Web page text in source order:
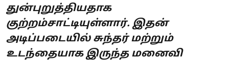
துன்புறுத்தியதாக
குற்றம்சாட்டியுள்ளார். இதன்
அடிப்படையில் சுந்தர் மற்றும்
உடந்தையாக இருந்த மனைவி